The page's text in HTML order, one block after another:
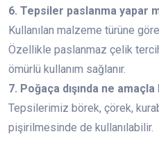
6. Tepsiler paslanma yapar
Kullanılan malzeme türüne
Özellikle paslanmaz çelik
ömürlü kullanım sağlanır.
7. Poğaça dışında ne
Tepsilerimiz börek, çörek,
pişirilmesinde de kullanılabilir.